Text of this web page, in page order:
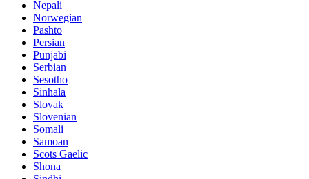
Nepali
Norwegian
Pashto
Persian
Punjabi
Serbian
Sesotho
Sinhala
Slovak
Slovenian
Somali
Samoan
Scots Gaelic
Shona